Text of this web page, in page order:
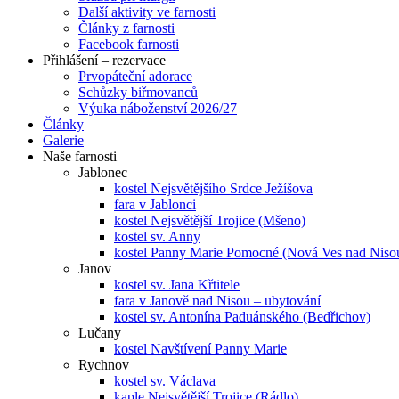
Další aktivity ve farnosti
Články z farnosti
Facebook farnosti
Přihlášení – rezervace
Prvopáteční adorace
Schůzky biřmovanců
Výuka náboženství 2026/27
Články
Galerie
Naše farnosti
Jablonec
kostel Nejsvětějšího Srdce Ježíšova
fara v Jablonci
kostel Nejsvětější Trojice (Mšeno)
kostel sv. Anny
kostel Panny Marie Pomocné (Nová Ves nad
Janov
kostel sv. Jana Křtitele
fara v Janově nad Nisou – ubytování
kostel sv. Antonína Paduánského (Bedřichov)
Lučany
kostel Navštívení Panny Marie
Rychnov
kostel sv. Václava